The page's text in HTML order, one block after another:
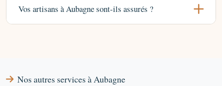
Vos artisans à Aubagne sont-ils assurés ?
Nos autres services à Aubagne